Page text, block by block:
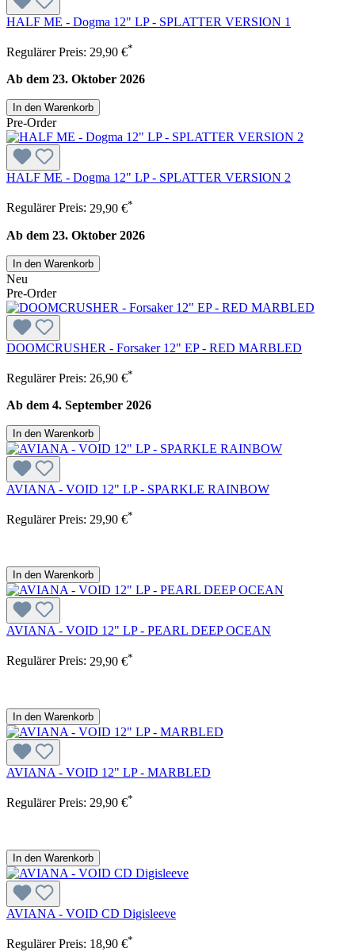
HALF ME - Dogma 12" LP - SPLATTER VERSION 1
Regulärer Preis: 29,90 €*
Ab dem 23. Oktober 2026
In den Warenkorb
Pre-Order
HALF ME - Dogma 12" LP - SPLATTER VERSION 2
Regulärer Preis: 29,90 €*
Ab dem 23. Oktober 2026
In den Warenkorb
Neu
Pre-Order
DOOMCRUSHER - Forsaker 12" EP - RED MARBLED
Regulärer Preis: 26,90 €*
Ab dem 4. September 2026
In den Warenkorb
AVIANA - VOID 12" LP - SPARKLE RAINBOW
Regulärer Preis: 29,90 €*
In den Warenkorb
AVIANA - VOID 12" LP - PEARL DEEP OCEAN
Regulärer Preis: 29,90 €*
In den Warenkorb
AVIANA - VOID 12" LP - MARBLED
Regulärer Preis: 29,90 €*
In den Warenkorb
AVIANA - VOID CD Digisleeve
Regulärer Preis: 18,90 €*